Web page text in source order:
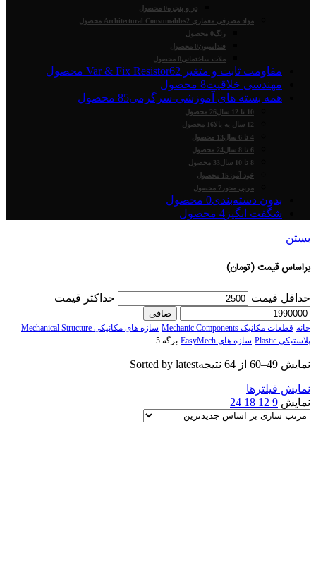
در و پنجره0 محصول
مواد مصرفی معماری Architectural Consumables 2 محصول
رنگ0 محصول
فنداسیون0 محصول
ملات ساختمانی0 محصول
مقاومت ثابت و متغیر Var & Fix Resistor 62 محصول
مهندسی خلاقیت8 محصول
همه بسته های آموزشی-سرگرمی85 محصول
10 تا 12 سال
26 محصول
12 سال به بالا
16 محصول
4 تا 6 سال
13 محصول
6 تا 8 سال
24 محصول
8 تا 10 سال
33 محصول
خود آموز 15 محصول
مربی محور 7 محصول
بدون دسته‌بندی0 محصول
شگفت انگیز 4 محصول
بستن
براساس قیمت (تومان)
حداقل قیمت حداكثر قيمت
صافی
خانه قطعات مکانیک Mechanic Components
سازه های مکانیکی Mechanical Structure
پلاستیکی Plastic
سازه های EasyMech برگه 5
نمایش 49–60 از 64 نتیجه Sorted by latest
نمایش فیلترها
نمایش 9
12
18
24